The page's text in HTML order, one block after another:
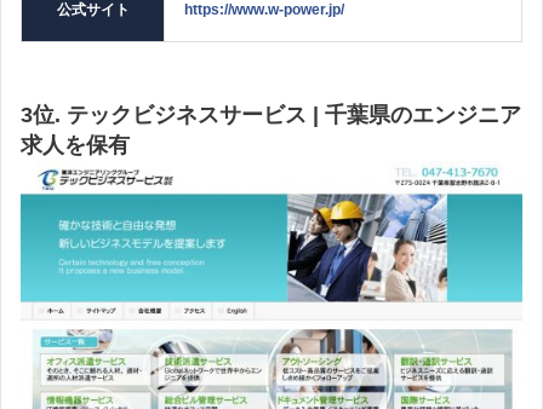
公式サイト https://www.w-power.jp/
3位. テックビジネスサービス | 千葉県のエンジニア
求人を保有